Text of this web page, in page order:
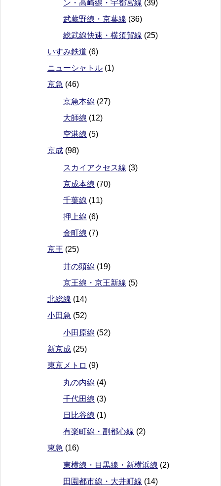
ン・高崎線・宇都宮線 (39)
武蔵野線・京葉線 (36)
総武線快速・横須賀線 (25)
いすみ鉄道 (6)
ニューシャトル (1)
京急 (46)
京急本線 (27)
大師線 (12)
空港線 (5)
京成 (98)
スカイアクセス線 (3)
京成本線 (70)
千葉線 (11)
押上線 (6)
金町線 (7)
京王 (25)
井の頭線 (19)
京王線・京王新線 (5)
北総線 (14)
小田急 (52)
小田原線 (52)
新京成 (25)
東京メトロ (9)
丸の内線 (4)
千代田線 (3)
日比谷線 (1)
有楽町線・副都心線 (2)
東急 (16)
東横線・目黒線・新横浜線 (2)
田園都市線・大井町線 (14)